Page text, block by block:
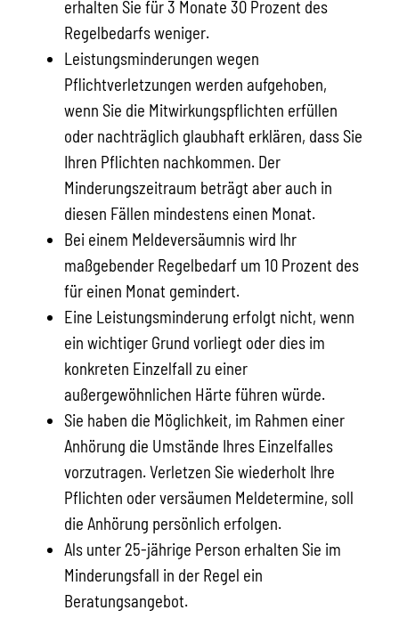
erhalten Sie für 3 Monate 30 Prozent des
Regelbedarfs weniger.
Leistungsminderungen wegen
Pflichtverletzungen werden aufgehoben,
wenn Sie die Mitwirkungspflichten erfüllen
oder nachträglich glaubhaft erklären, dass Sie
Ihren Pflichten nachkommen. Der
Minderungszeitraum beträgt aber auch in
diesen Fällen mindestens einen Monat.
Bei einem Meldeversäumnis wird Ihr
maßgebender Regelbedarf um 10 Prozent des
für einen Monat gemindert.
Eine Leistungsminderung erfolgt nicht, wenn
ein wichtiger Grund vorliegt oder dies im
konkreten Einzelfall zu einer
außergewöhnlichen Härte führen würde.
Sie haben die Möglichkeit, im Rahmen einer
Anhörung die Umstände Ihres Einzelfalles
vorzutragen. Verletzen Sie wiederholt Ihre
Pflichten oder versäumen Meldetermine, soll
die Anhörung persönlich erfolgen.
Als unter 25-jährige Person erhalten Sie im
Minderungsfall in der Regel ein
Beratungsangebot.